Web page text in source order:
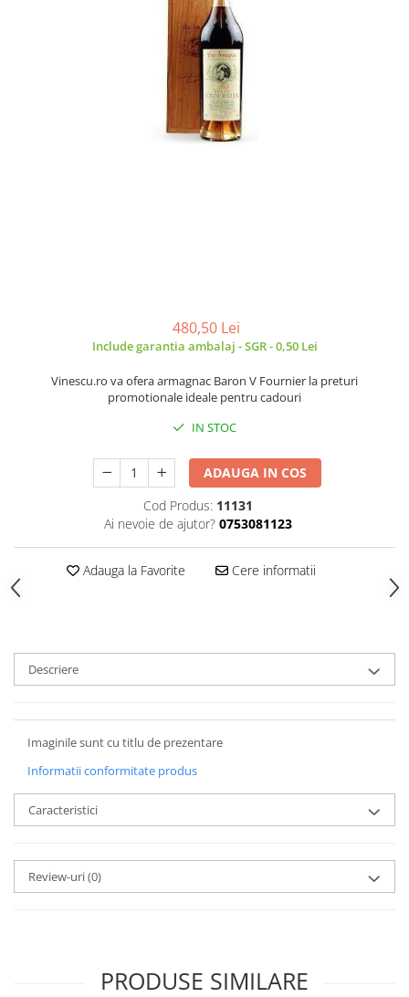
480,50 Lei
Include garantia ambalaj - SGR - 0,50 Lei
Vinescu.ro va ofera armagnac Baron V Fournier la preturi
promotionale ideale pentru cadouri
IN STOC
ADAUGA IN COS
Cod Produs: 11131
Ai nevoie de ajutor? 0753081123
Adauga la Favorite Cere informatii
Descriere
Imaginile sunt cu titlu de prezentare
Informatii conformitate produs
Caracteristici
Review-uri(0)
PRODUSE SIMILARE